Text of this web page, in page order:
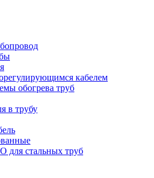
кабелем
обогрева труб
в трубу
для стальных труб